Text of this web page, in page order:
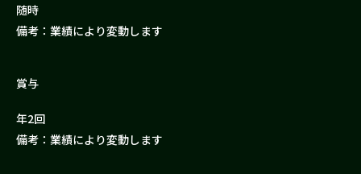
随時
備考：業績により変動します
賞与
年2回
備考：業績により変動します